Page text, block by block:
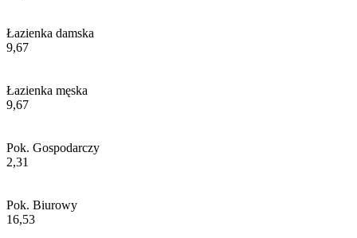
Łazienka damska
9,67
Łazienka męska
9,67
Pok. Gospodarczy
2,31
Pok. Biurowy
16,53